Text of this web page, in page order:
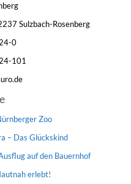
Sulzbach-Rosenberg
0
101
Zoo
– Das Glückskind
Ausflug auf den Bauernhof
erlebt!